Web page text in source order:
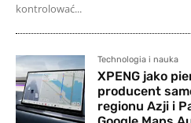
kontrolować...
Technologia i nauka
XPENG jako
producent
regionu Azji i